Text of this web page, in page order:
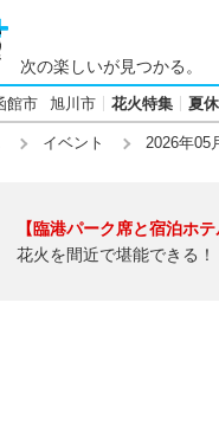
次の楽しいが見つかる。
館市 旭川市 花火特集 夏
イベント 2026年05
【臨港パーク席と宿泊ホ
花火を間近で堪能できる